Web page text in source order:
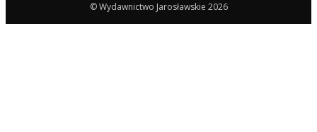
© Wydawnictwo Jarosławskie 2026